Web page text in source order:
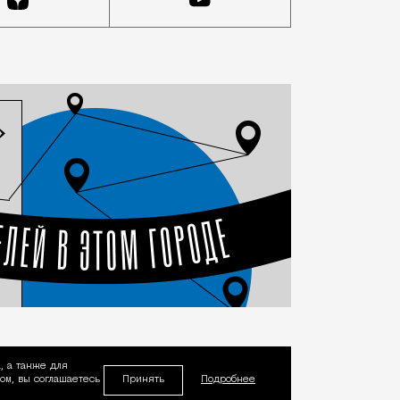
а также для
вы соглашаетесь
Принять Подробнее